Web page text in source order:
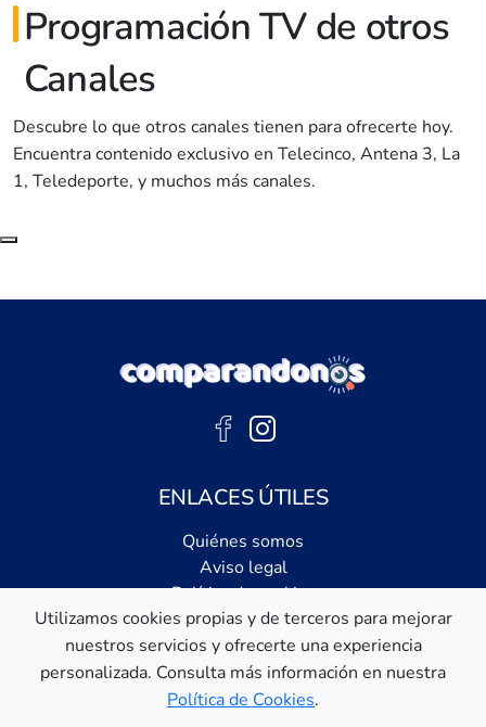
Programación TV de otros
Canales
Descubre lo que otros canales tienen para ofrecerte hoy.
Encuentra contenido exclusivo en Telecinco, Antena 3, La
1, Teledeporte, y muchos más canales.
ENLACES ÚTILES
Quiénes somos
Aviso legal
Política de cookies
Política de privacidad
Comparador independiente de ofertas, servicios y guías
informativas.
Utilizamos cookies propias y de terceros para mejorar
nuestros servicios y ofrecerte una experiencia
personalizada. Consulta más información en nuestra
Política de Cookies.